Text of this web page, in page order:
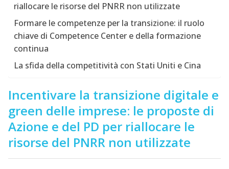
riallocare le risorse del PNRR non utilizzate
Formare le competenze per la transizione: il ruolo
chiave di Competence Center e della formazione
continua
La sfida della competitività con Stati Uniti e Cina
Incentivare la transizione digitale e
green delle imprese: le proposte di
Azione e del PD per riallocare le
risorse del PNRR non utilizzate